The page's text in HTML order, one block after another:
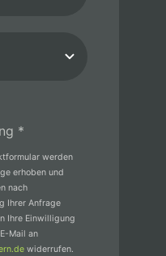
*
werden
erhoben und
nach
Ihrer Anfrage
Ihre Einwilligung
Mail an
widerrufen.